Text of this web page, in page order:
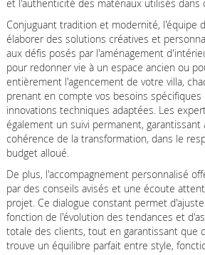
et l'authenticité des matériaux utilisés dans
Conjuguant tradition et modernité, l'équipe
élaborer des solutions créatives et
aux défis posés par l'aménagement
pour redonner vie à un espace ancien ou
entièrement l'agencement de votre villa,
prenant en compte vos besoins
innovations techniques adaptées. Les
également un suivi permanent,
cohérence de la transformation, dans le
budget alloué.
De plus, l'accompagnement personnalisé
par des conseils avisés et une écoute
projet. Ce dialogue constant permet
fonction de l'évolution des tendances et
totale des clients, tout en garantissant que
trouve un équilibre parfait entre style,